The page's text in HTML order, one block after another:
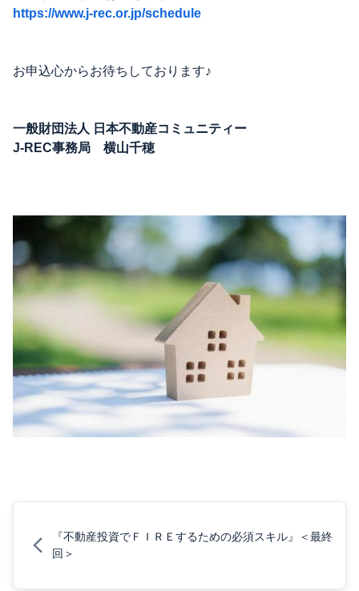
https://www.j-rec.or.jp/schedule
お申込心からお待ちしております♪
一般財団法人 日本不動産コミュニティー
J-REC事務局 横山千穂
『不動産投資でＦＩＲＥするための必須スキル』＜最終
回＞